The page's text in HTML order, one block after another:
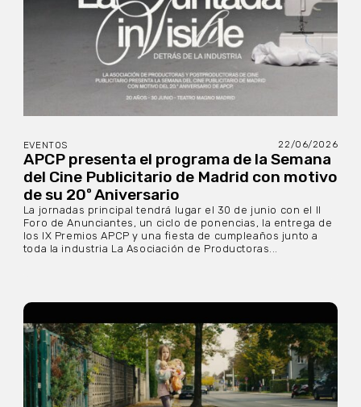
EVENTOS 22/06/2026
APCP presenta el programa de la Semana
del Cine Publicitario de Madrid con motivo
de su 20º Aniversario
La jornadas principal tendrá lugar el 30 de junio con el II
Foro de Anunciantes, un ciclo de ponencias, la entrega de
los IX Premios APCP y una fiesta de cumpleaños junto a
toda la industria La Asociación de Productoras...